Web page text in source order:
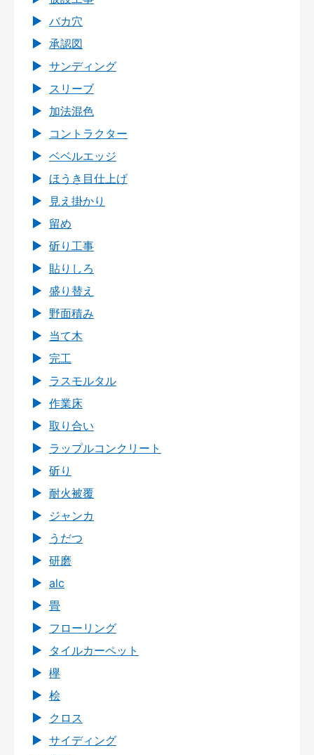
バカ穴
承認図
サンディング
スリーブ
加法混色
コントラクター
ベベルエッジ
ほうき目仕上げ
見え掛かり
留め
斫り工事
貼りしろ
盛り替え
野面積み
当て木
完工
ラスモルタル
作業床
取り合い
ラップルコンクリート
斫り
耐火被覆
ジャンカ
うだつ
研磨
alc
畳
フローリング
タイルカーペット
欅
桧
クロス
サイディング